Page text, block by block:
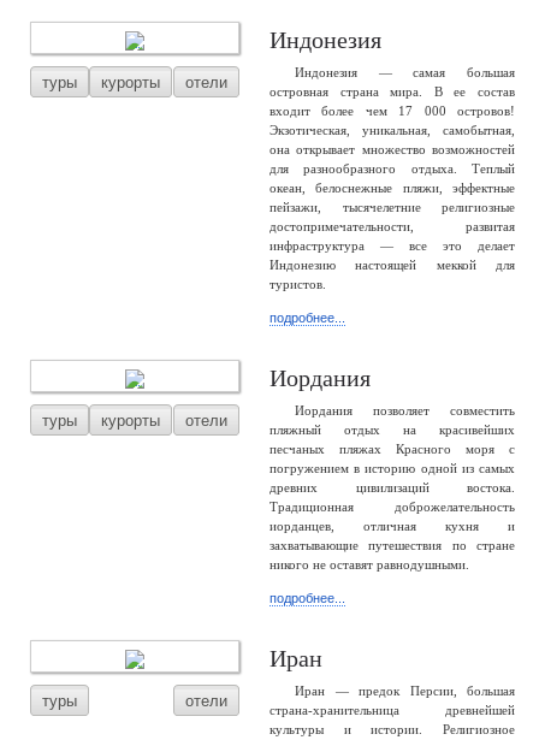
туры курорты отели
Индонезия
Индонезия — самая большая
островная страна мира. В ее состав
входит более чем 17 000 островов!
Экзотическая, уникальная, самобытная,
она открывает множество возможностей
для разнообразного отдыха. Теплый
океан, белоснежные пляжи, эффектные
пейзажи, тысячелетние религиозные
достопримечательности, развитая
инфраструктура — все это делает
Индонезию настоящей меккой для
туристов.
подробнее...
туры курорты отели
Иордания
Иордания позволяет совместить
пляжный отдых на красивейших
песчаных пляжах Красного моря с
погружением в историю одной из самых
древних цивилизаций востока.
Традиционная доброжелательность
иорданцев, отличная кухня и
захватывающие путешествия по стране
никого не оставят равнодушными.
подробнее...
туры отели
Иран
Иран — предок Персии, большая
страна-хранительница древнейшей
культуры и истории. Религиозное